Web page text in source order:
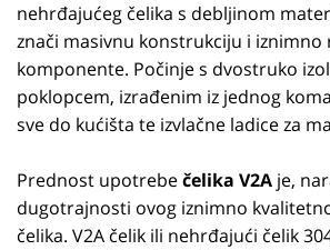
nehrđajućeg čelika s debljinom
znači masivnu konstrukciju i iznimno
komponente. Počinje s dvostruko
poklopcem, izrađenim iz jednog
sve do kućišta te izvlačne ladice za
Prednost upotrebečelika V2A je,
dugotrajnosti ovog iznimno
čelika. V2A čelik ili nehrđajući čelik